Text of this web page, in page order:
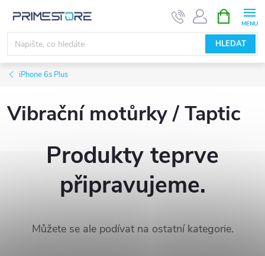
obsah
HLEDAT
NÁKUPNÍ
KOŠÍK
iPhone 6s Plus
Vibrační motůrky / Taptic
Produkty teprve
připravujeme.
Můžete se ale podívat na ostatní kategorie.